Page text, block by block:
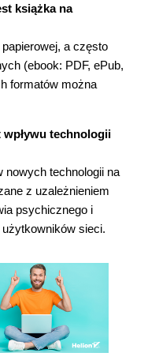
walka o
technologie w
pokoju 183
krytycznej
dotyczące internetu
kraju 192
książka na
a często
(ebook: PDF, ePub,
formatów można
wpływu technologii
nowych technologii na
z uzależnieniem
psychicznego i
sieci.